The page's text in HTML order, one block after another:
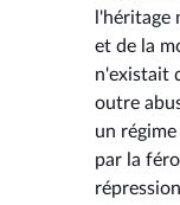
l'héritage
et de la
n'existait
outre
un
par la